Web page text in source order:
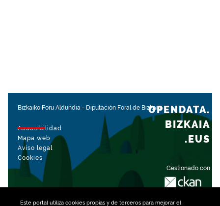
Este portal utiliza cookiespropias y de terceros para mejorar el
Bizkaiko Foru Aldundia - Diputación Foral de Bizkaia
Accesibilidad
Mapa web
Aviso legal
Cookies
Gestionado con
OPENDATA.
BIZKAIA
.EUS